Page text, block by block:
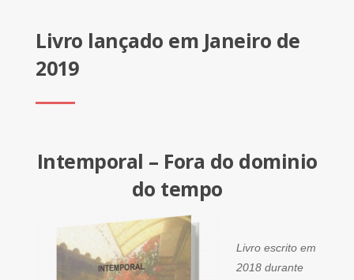
Livro lançado em Janeiro de
2019
Intemporal – Fora do dominio
do tempo
Livro escrito em
2018 durante